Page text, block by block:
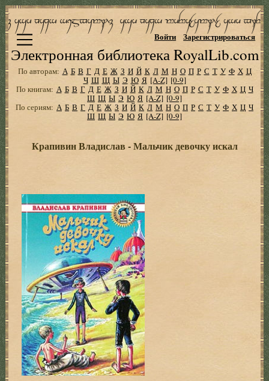
Электронная библиотека RoyalLib.com
Войти Зарегистрироваться
По авторам: А Б В Г Д Е Ж З И Й К Л М Н О П Р С Т У Ф Х Ц
Ч Ш Щ Ы Э Ю Я [A-Z] [0-9]
По книгам: А Б В Г Д Е Ж З И Й К Л М Н О П Р С Т У Ф Х Ц Ч
Ш Щ Ы Э Ю Я [A-Z] [0-9]
По сериям: А Б В Г Д Е Ж З И Й К Л М Н О П Р С Т У Ф Х Ц Ч
Ш Щ Ы Э Ю Я [A-Z] [0-9]
Крапивин Владислав - Мальчик девочку искал